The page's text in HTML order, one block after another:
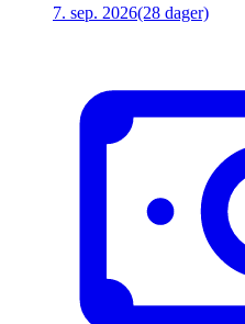
7. sep. 2026(28 dager)